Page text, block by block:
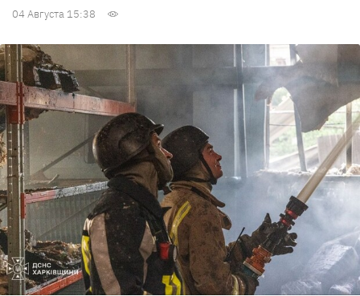
04 Августа 15:38